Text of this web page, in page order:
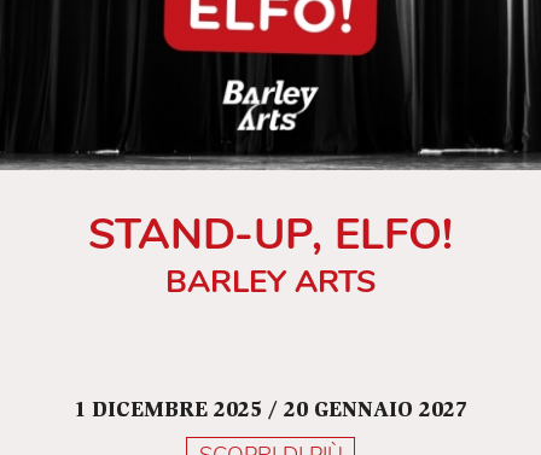
STAND-UP, ELFO!
BARLEY ARTS
1 DICEMBRE 2025 / 20 GENNAIO 2027